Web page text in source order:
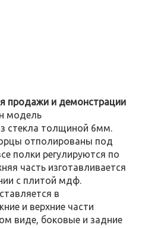
продажи и демонстрации
модель
стекла толщиной 6мм.
отполированы под
полки регулируются по
часть изготавливается
с плитой мдф.
в
и верхние части
виде, боковые и задние